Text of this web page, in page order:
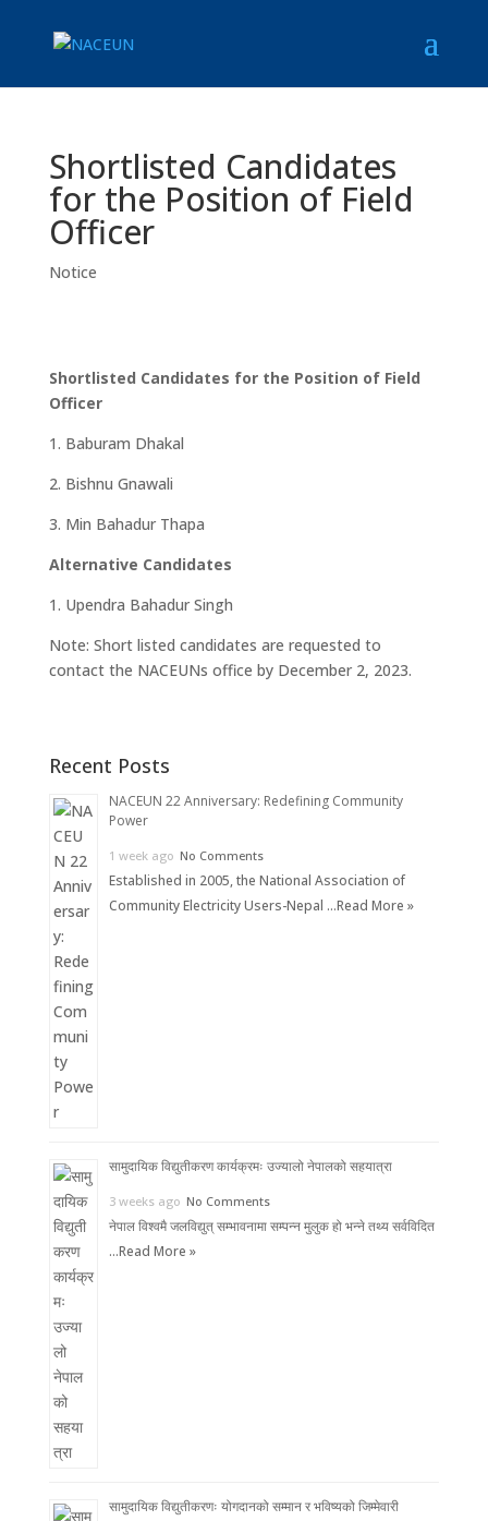
Shortlisted Candidates
for the Position of Field
Officer
Notice
Shortlisted Candidates for the Position of Field
Officer
1. Baburam Dhakal
2. Bishnu Gnawali
3. Min Bahadur Thapa
Alternative Candidates
1. Upendra Bahadur Singh
Note: Short listed candidates are requested to
contact the NACEUNs office by December 2, 2023.
Recent Posts
NACEUN 22 Anniversary: Redefining Community
Power
1 week ago No Comments
Established in 2005, the National Association of
Community Electricity Users-Nepal …Read More »
सामुदायिक विद्युतीकरण कार्यक्रमः उज्यालो नेपालको सहयात्रा
3 weeks ago No Comments
नेपाल विश्वमै जलविद्युत् सम्भावनामा सम्पन्न मुलुक हो भन्ने तथ्य सर्वविदित
…Read More »
सामुदायिक विद्युतीकरणः योगदानको सम्मान र भविष्यको जिम्मेवारी